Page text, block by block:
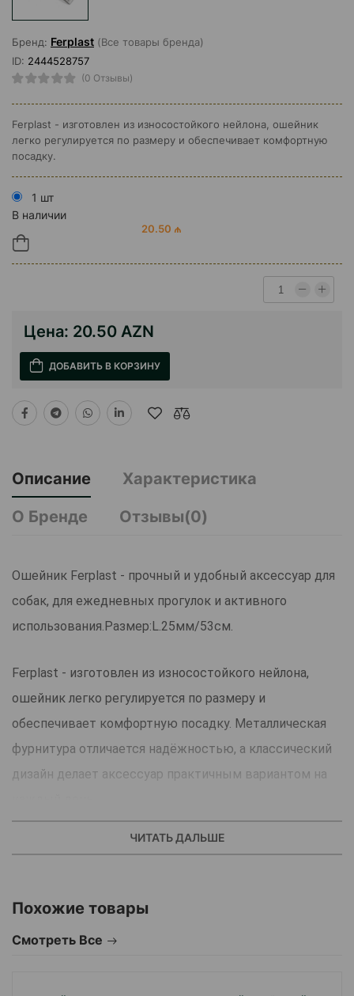
Бренд: Ferplast (Все товары бренда)
ID: 2444528757
(0 Отзывы)
Ferplast - изготовлен из износостойкого нейлона, ошейник
легко регулируется по размеру и обеспечивает комфортную
посадку.
1 шт
В наличии
20.50 ₼
Цена: 20.50 AZN
ДОБАВИТЬ В КОРЗИНУ
Описание
Характеристика
О Бренде
Отзывы(0)
Ошейник Ferplast - прочный и удобный аксессуар для
собак, для ежедневных прогулок и активного
использования.Размер:L.25мм/53см.
Ferplast - изготовлен из износостойкого нейлона,
ошейник легко регулируется по размеру и
обеспечивает комфортную посадку. Металлическая
фурнитура отличается надёжностью, а классический
дизайн делает аксессуар практичным вариантом на
Подходит для прогулок, тренировок и повседневного
ношения.
ЧИТАТЬ ДАЛЬШЕ
Похожие товары
Смотреть Все